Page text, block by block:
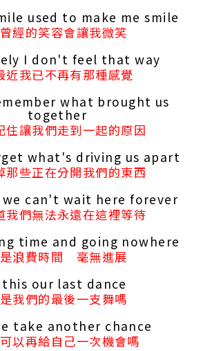
used to make me smile
經的笑容會讓我微笑
I don't feel that way
近我已不再有那種感覺
what brought us
together
住讓我們走到一起的原因
what's driving us apart
那些正在分開我們的東西
we can't wait here forever
我們無法永遠在這裡等待
time and going nowhere
浪費時間 毫無進展
this our last dance
我們的最後一支舞嗎
take another chance
以再給自己一次機會嗎